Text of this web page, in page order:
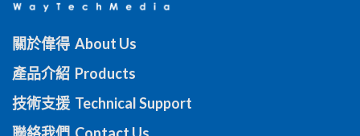
關於偉得 About Us
產品介紹 Products
技術支援 Technical Support